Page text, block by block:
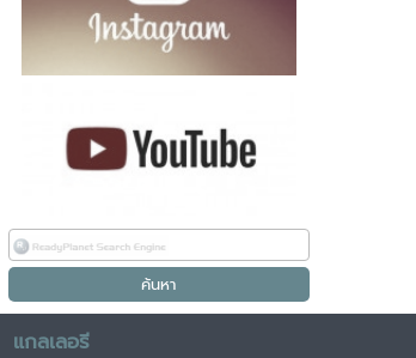
แกลเลอรี